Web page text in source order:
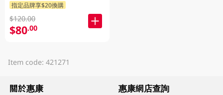
指定品牌享$20換購
$120.00
$80.00
Item code: 421271
關於惠康 惠康網店查詢